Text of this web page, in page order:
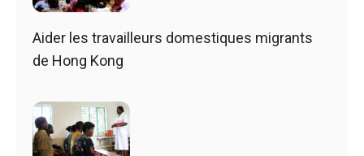
Aider les travailleurs domestiques migrants
de Hong Kong